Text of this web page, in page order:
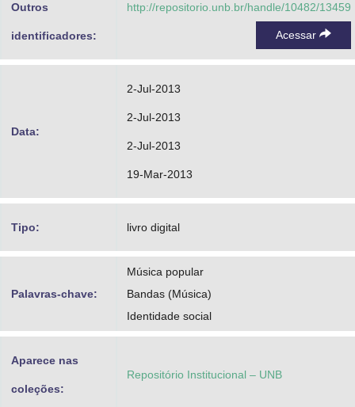
Outros
identificadores:
http://repositorio.unb.br/handle/10482/13459
Acessar
Data:
2-Jul-2013
2-Jul-2013
2-Jul-2013
19-Mar-2013
Tipo: livro digital
Palavras-chave:
Música popular
Bandas (Música)
Identidade social
Aparece nas
coleções:
Repositório Institucional – UNB